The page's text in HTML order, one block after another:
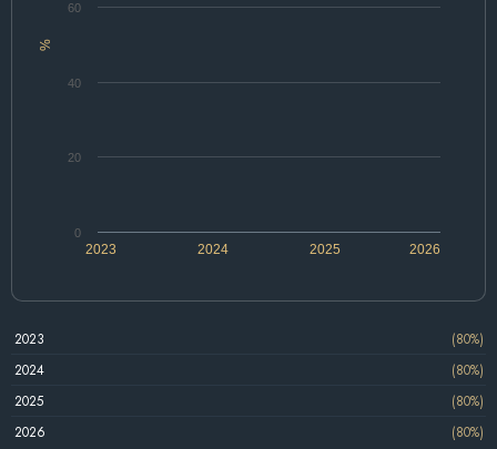
%
2024 2026
2023 2025
0
20
40
60
2023
(80%)
2024
(80%)
2025
(80%)
2026
(80%)